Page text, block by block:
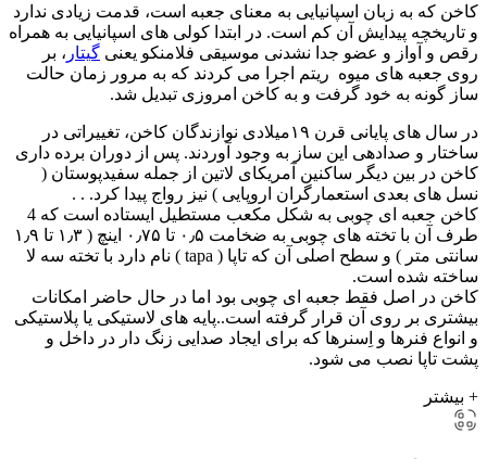
کاخن که به زبان اسپانیایی به معنای جعبه است، قدمت زیادی ندارد
و تاریخچه پیدایش آن کم است. در ابتدا کولی های اسپانیایی به همراه
رقص و آواز و عضو جدا نشدنی موسیقی فلامنکو یعنی گیتار ، بر
روی جعبه های میوه ریتم اجرا می کردند که به مرور زمان حالت
ساز گونه به خود گرفت و به کاخن امروزی تبدیل شد.
در سال های پایانی قرن ۱۹میلادی نوازندگان کاخن، تغییراتی در
ساختار و صدادهی این ساز به وجود آوردند. پس از دوران برده داری
کاخن در بین دیگر ساکنین آمریکای لاتین از جمله سفیدپوستان (
نسل های بعدی استعمارگران اروپایی ) نیز رواج پیدا کرد. . .
کاخن جعبه ای چوبی به شکل مکعب مستطیل ایستاده است که 4
طرف آن با تخته های چوبی به ضخامت ۰٫۵ تا ۰٫۷۵ اینچ ( ۱٫۳ تا ۱٫۹
سانتی متر ) و سطح اصلی آن که تاپا ( tapa ) نام دارد با تخته سه لا
ساخته شده است.
کاخن در اصل فقط جعبه ای چوبی بود اما در حال حاضر امکانات
بیشتری بر روی آن قرار گرفته است..پایه های لاستیکی یا پلاستیکی
و انواع فنرها و اِسنرها که برای ایجاد صدایی زنگ دار در داخل و
پشت تاپا نصب می شود.
+ بیشتر